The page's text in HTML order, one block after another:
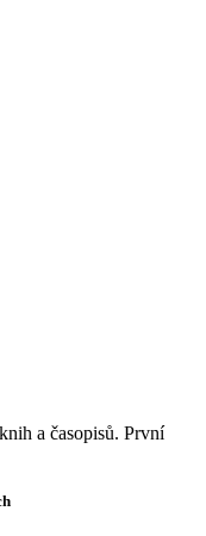
a časopisů. První